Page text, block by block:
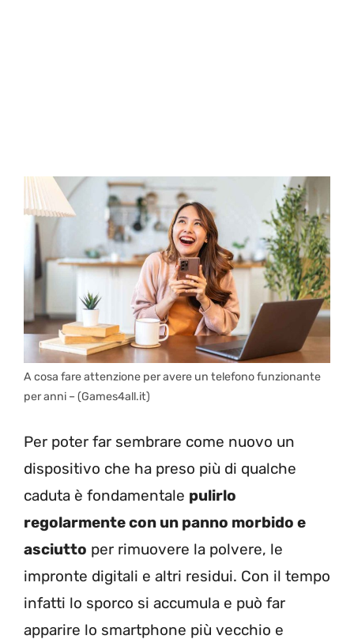
A cosa fare attenzione per avere un telefono funzionante
per anni – (Games4all.it)
Per poter far sembrare come nuovo un
dispositivo che ha preso più di qualche
caduta è fondamentale pulirlo
regolarmente con un panno morbido e
asciutto per rimuovere la polvere, le
impronte digitali e altri residui. Con il tempo
infatti lo sporco si accumula e può far
apparire lo smartphone più vecchio e